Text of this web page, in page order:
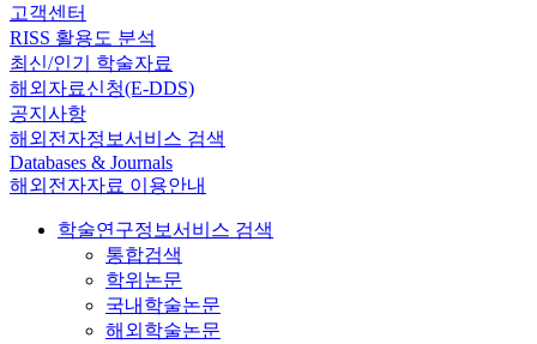
고객센터
RISS 활용도 분석
최신/인기 학술자료
해외자료신청(E-DDS)
공지사항
해외전자정보서비스 검색
Databases & Journals
해외전자자료 이용안내
학술연구정보서비스 검색
통합검색
학위논문
국내학술논문
해외학술논문